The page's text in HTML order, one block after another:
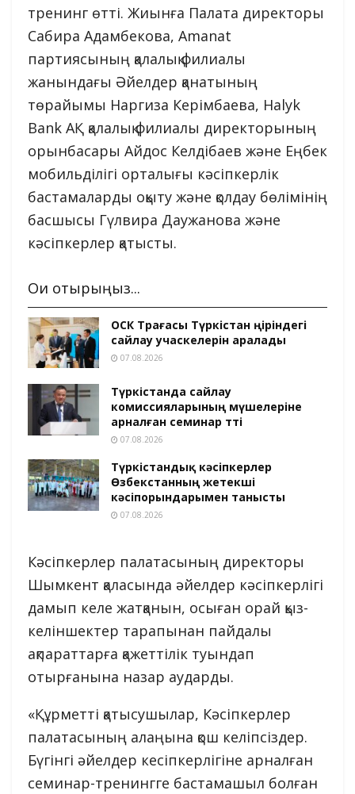
тренинг өтті. Жиынға Палата директоры
Сабира Адамбекова, Amanat
партиясының қалалық филиалы
жанындағы Әйелдер қанатының
төрайымы Наргиза Керімбаева, Halyk
Bank АҚ қалалық филиалы директорының
орынбасары Айдос Келдібаев және Еңбек
мобильділігі орталығы кәсіпкерлік
бастамаларды оқыту және қолдау бөлімінің
басшысы Гүлвира Даужанова және
кәсіпкерлер қатысты.
Оқи отырыңыз...
ОСК Төрағасы Түркістан өңіріндегі
сайлау учаскелерін аралады
07.08.2026
Түркістанда сайлау
комиссияларының мүшелеріне
арналған семинар өтті
07.08.2026
Түркістандық кәсіпкерлер
Өзбекстанның жетекші
кәсіпорындарымен танысты
07.08.2026
Кәсіпкерлер палатасының директоры
Шымкент қаласында әйелдер кәсіпкерлігі
дамып келе жатқанын, осыған орай қыз-
келіншектер тарапынан пайдалы
ақпараттарға қажеттілік туындап
отырғанына назар аударды.
«Құрметті қатысушылар, Кәсіпкерлер
палатасының алаңына қош келіпсіздер.
Бүгінгі әйелдер кесіпкерлігіне арналған
семинар-тренингге бастамашыл болған